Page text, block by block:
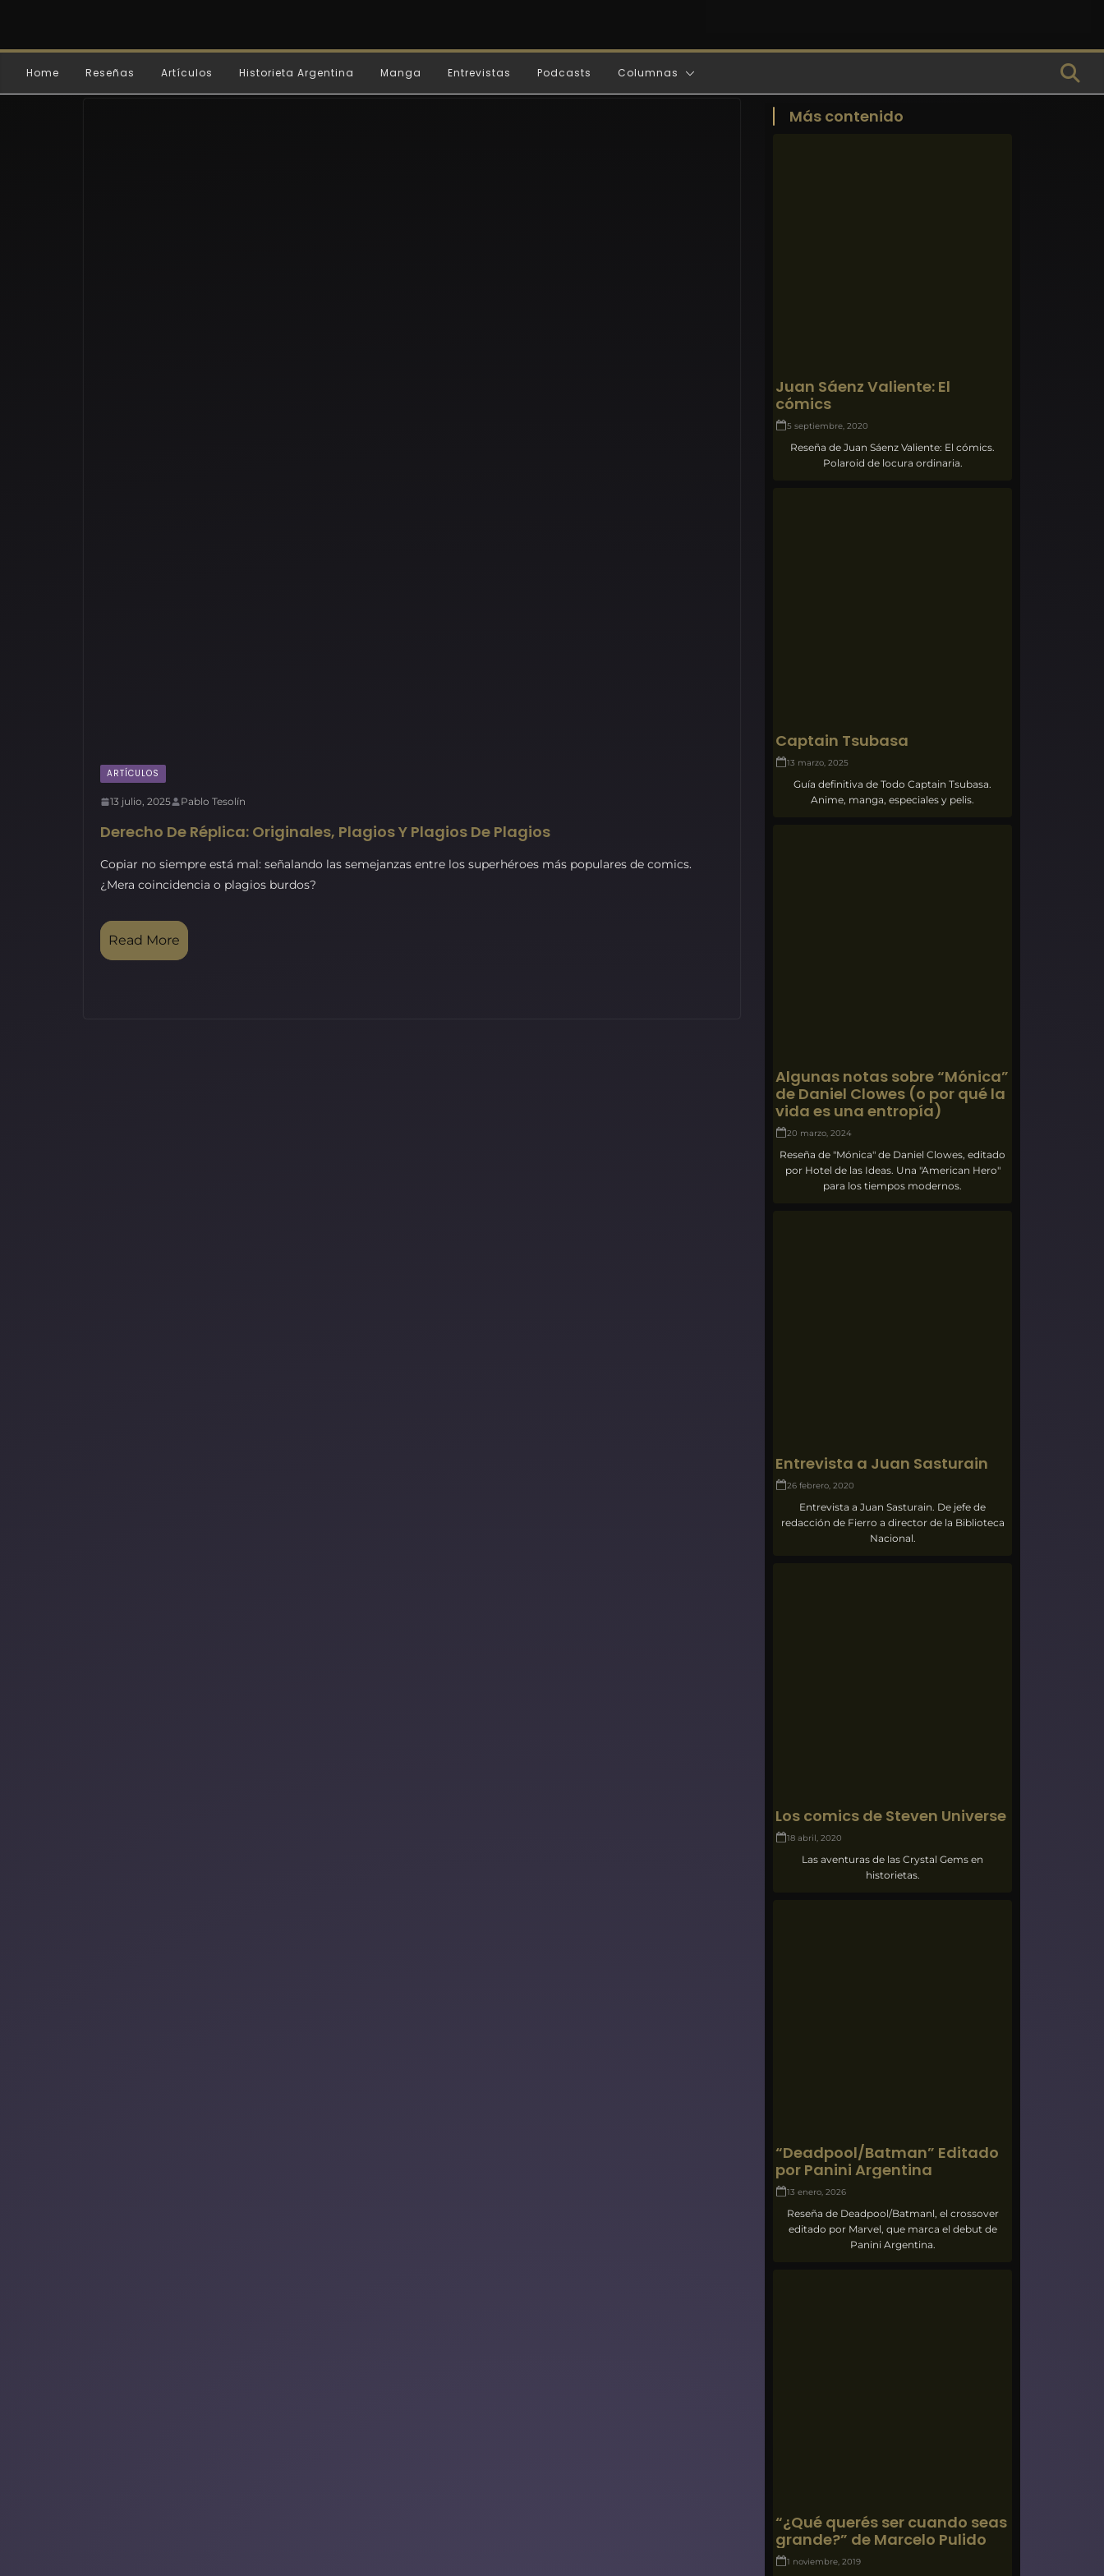
Home Reseñas Artículos Historieta Argentina Manga Entrevistas Podcasts Columnas
ARTÍCULOS
13 julio, 2025 Pablo Tesolín
Derecho De Réplica: Originales, Plagios Y Plagios De Plagios
Copiar no siempre está mal: señalando las semejanzas entre los superhéroes más populares de comics.
¿Mera coincidencia o plagios burdos?
Read More
Más contenido
Juan Sáenz Valiente: El
cómics
5 septiembre, 2020
Reseña de Juan Sáenz Valiente: El cómics.
Polaroid de locura ordinaria.
Captain Tsubasa
13 marzo, 2025
Guía definitiva de Todo Captain Tsubasa.
Anime, manga, especiales y pelis.
Algunas notas sobre “Mónica”
de Daniel Clowes (o por qué la
vida es una entropía)
20 marzo, 2024
Reseña de "Mónica" de Daniel Clowes, editado
por Hotel de las Ideas. Una "American Hero"
para los tiempos modernos.
Entrevista a Juan Sasturain
26 febrero, 2020
Entrevista a Juan Sasturain. De jefe de
redacción de Fierro a director de la Biblioteca
Nacional.
Los comics de Steven Universe
18 abril, 2020
Las aventuras de las Crystal Gems en
historietas.
“Deadpool/Batman” Editado
por Panini Argentina
13 enero, 2026
Reseña de Deadpool/Batmanl, el crossover
editado por Marvel, que marca el debut de
Panini Argentina.
“¿Qué querés ser cuando seas
grande?” de Marcelo Pulido
1 noviembre, 2019